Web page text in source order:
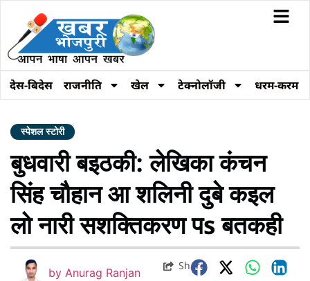
देस-बिदेस राजनीति खेल टेक्नोलॉजी धरम-करम
स्पेशल स्टोरी
बुधवारी बइठकी: लेखिका कंचन
सिंह चौहान आ शलिनी दुबे कइल
लो नारी सशक्तिकरण पs बतकही
by Anurag Ranjan
Share